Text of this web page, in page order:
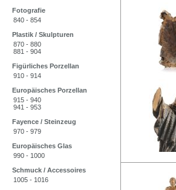
Fotografie
840 - 854
Plastik / Skulpturen
870 - 880
881 - 904
Figürliches Porzellan
910 - 914
Europäisches Porzellan
915 - 940
941 - 953
Fayence / Steinzeug
970 - 979
Europäisches Glas
990 - 1000
Schmuck / Accessoires
1005 - 1016